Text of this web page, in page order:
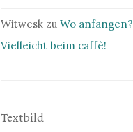
Witwesk zuWo anfangen?
Vielleicht beim caffè!
Textbild